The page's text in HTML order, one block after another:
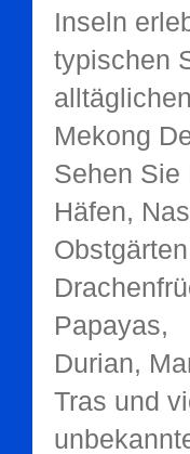
Inseln
typischen
Mekong
Sehen Sie
Häfen,
Papayas,
Durian,
Tras und